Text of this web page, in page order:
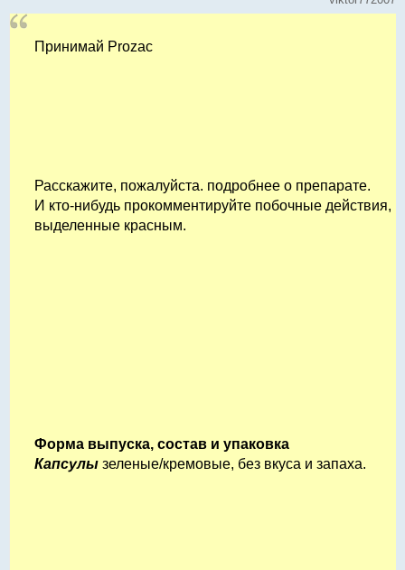
Принимай Prozac
Расскажите, пожалуйста. подробнее о препарате.
И кто-нибудь прокомментируйте побочные действия,
выделенные красным.
Форма выпуска, состав и упаковка
Капсулы зеленые/кремовые, без вкуса и запаха.